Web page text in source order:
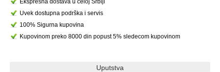
Ekspresna dostava u celoj Srbiji
Uvek dostupna podrška i servis
100% Sigurna kupovina
Kupovinom preko 8000 din popust 5% sledecom kupovinom
Uputstva